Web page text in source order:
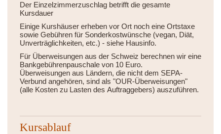
Der Einzelzimmerzuschlag betrifft die gesamte
Kursdauer
Einige Kurshäuser erheben vor Ort noch eine Ortstaxe
sowie Gebühren für Sonderkostwünsche (vegan, Diät,
Unverträglichkeiten, etc.) - siehe Hausinfo.
Für Überweisungen aus der Schweiz berechnen wir eine
Bankgebührenpauschale von 10 Euro.
Überweisungen aus Ländern, die nicht dem SEPA-
Verbund angehören, sind als "OUR-Überweisungen"
(alle Kosten zu Lasten des Auftraggebers) auszuführen.
Kursablauf